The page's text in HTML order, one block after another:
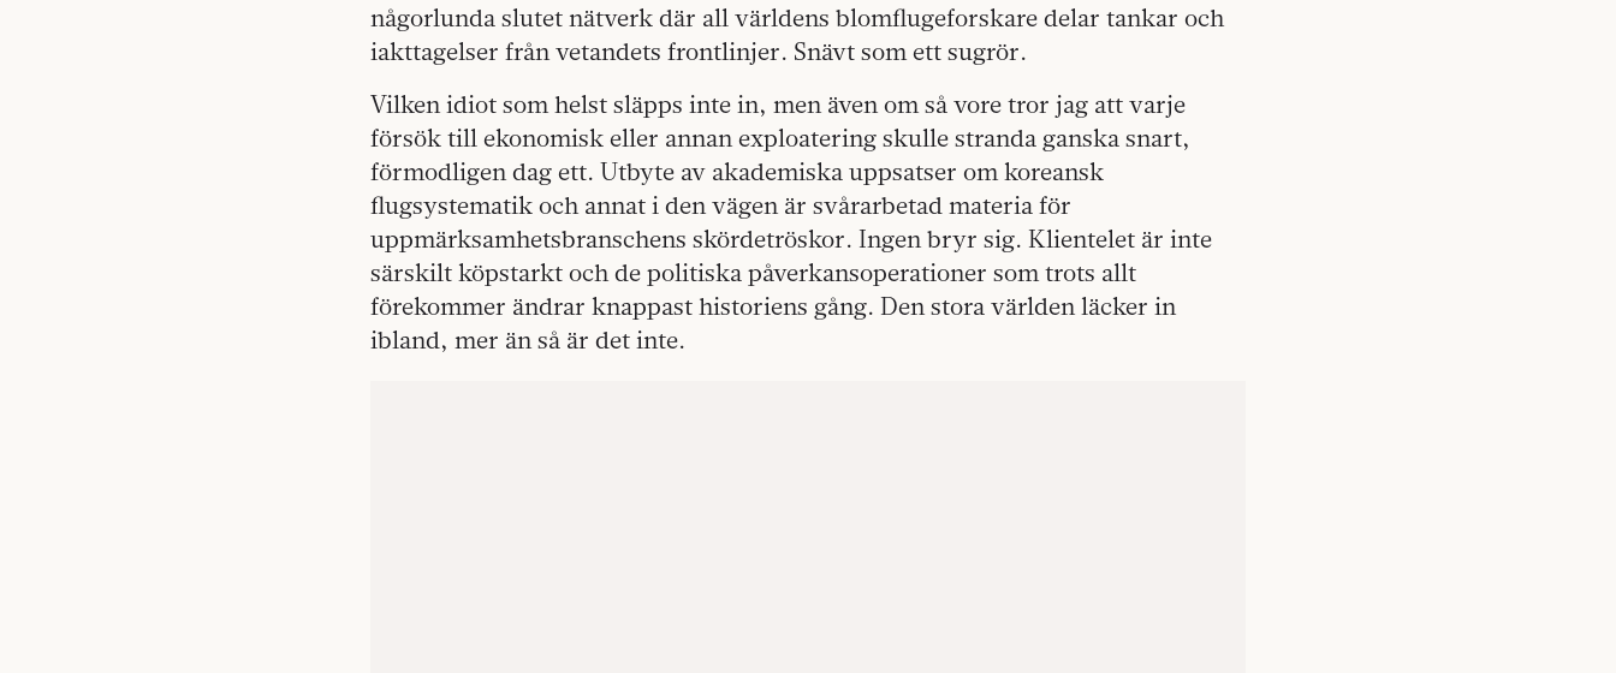
någorlunda slutet nätverk där all världens blomflugeforskare delar tankar och
iakttagelser från vetandets frontlinjer. Snävt som ett sugrör.
Vilken idiot som helst släpps inte in, men även om så vore tror jag att varje
försök till ekonomisk eller annan exploatering skulle stranda ganska snart,
förmodligen dag ett. Utbyte av akademiska uppsatser om koreansk
flugsystematik och annat i den vägen är svårarbetad materia för
uppmärksamhetsbranschens skördetröskor. Ingen bryr sig. Klientelet är inte
särskilt köpstarkt och de politiska påverkansoperationer som trots allt
förekommer ändrar knappast historiens gång. Den stora världen läcker in
ibland, mer än så är det inte.